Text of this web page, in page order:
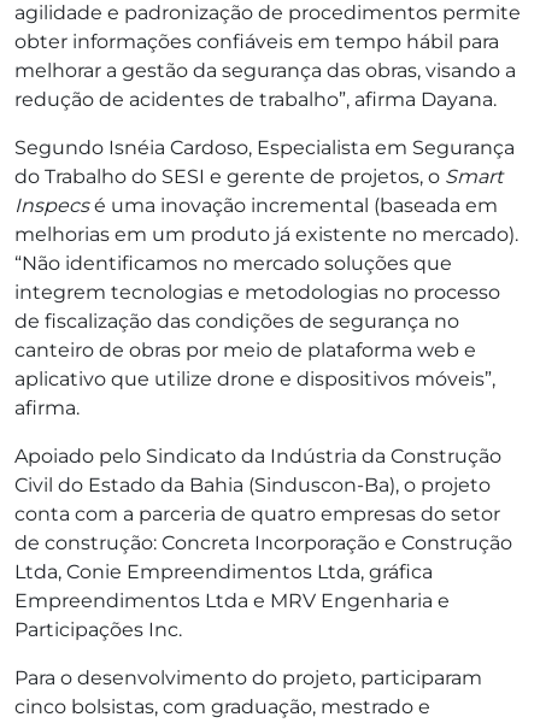
agilidade e padronização de procedimentos permite
obter informações confiáveis ​​em tempo hábil para
melhorar a gestão da segurança das obras, visando a
redução de acidentes de trabalho”, afirma Dayana.
Segundo Isnéia Cardoso, Especialista em Segurança
do Trabalho do SESI e gerente de projetos, o Smart
Inspecsé uma inovação incremental (baseada em
melhorias em um produto já existente no mercado).
“Não identificamos no mercado soluções que
integrem tecnologias e metodologias no processo
de fiscalização das condições de segurança no
canteiro de obras por meio de plataforma web e
aplicativo que utilize drone e dispositivos móveis”,
afirma.
Apoiado pelo Sindicato da Indústria da Construção
Civil do Estado da Bahia (Sinduscon-Ba), o projeto
conta com a parceria de quatro empresas do setor
de construção: Concreta Incorporação e Construção
Ltda, Conie Empreendimentos Ltda, gráfica
Empreendimentos Ltda e MRV Engenharia e
Participações Inc.
Para o desenvolvimento do projeto, participaram
cinco bolsistas, com graduação, mestrado e